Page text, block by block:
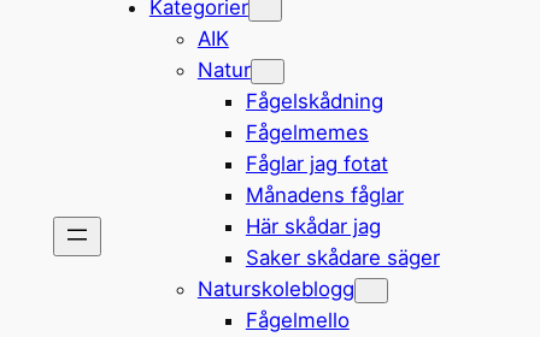
Kategorier
AIK
Natur
Fågelskådning
Fågelmemes
Fåglar jag fotat
Månadens fåglar
Här skådar jag
Saker skådare säger
Naturskoleblogg
Fågelmello